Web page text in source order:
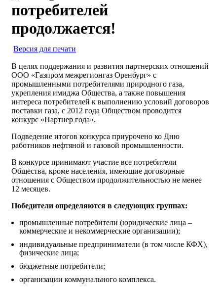
потребителей
продолжается!
Версия для печати
В целях поддержания и развития партнерских отношений
ООО «Газпром межрегионгаз Оренбург» с
промышленными потребителями природного газа,
укрепления имиджа Общества, а также повышения
интереса потребителей к выполнению условий договоров
поставки газа, с 2012 года Обществом проводится
конкурс «Партнер года».
Подведение итогов конкурса приурочено ко Дню
работников нефтяной и газовой промышленности.
В конкурсе принимают участие все потребители
Общества, кроме населения, имеющие договорные
отношения с Обществом продолжительностью не менее
12 месяцев.
Победители определяются в следующих группах:
промышленные потребители (юридические лица –
коммерческие и некоммерческие организации);
индивидуальные предприниматели (в том числе КФХ),
физические лица;
бюджетные потребители;
организации коммунального комплекса.